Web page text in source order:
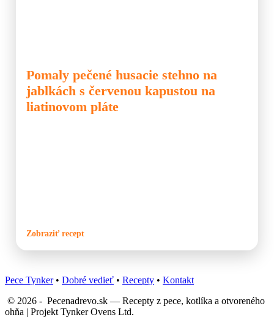
Pomaly pečené husacie stehno na
jablkách s červenou kapustou na
liatinovom pláte
Zobraziť recept
Pece Tynker• Dobré vedieť • Recepty • Kontakt
© 2026 - Pecenadrevo.sk — Recepty z pece, kotlíka a otvoreného
ohňa | Projekt Tynker Ovens Ltd.